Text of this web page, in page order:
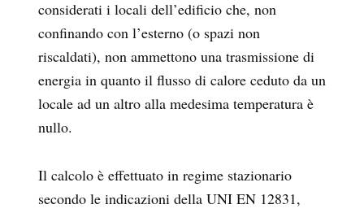
considerati i locali dell’edificio che, non
confinando con l’esterno (o spazi non
riscaldati), non ammettono una trasmissione di
energia in quanto il flusso di calore ceduto da un
locale ad un altro alla medesima temperatura è
nullo.
Il calcolo è effettuato in regime stazionario
secondo le indicazioni della UNI EN 12831,